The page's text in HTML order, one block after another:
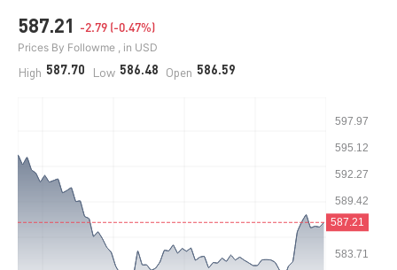
587.21 -2.79 (-0.47%)
Prices By Followme , in USD
587.70
High 586.48
Low 586.59
Open